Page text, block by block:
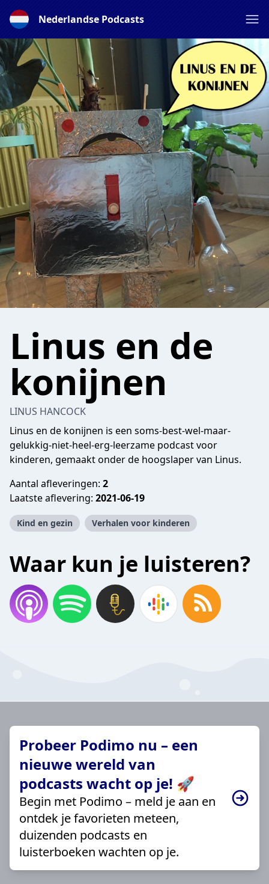
Nederlandse Podcasts
Linus en de
konijnen
LINUS HANCOCK
Linus en de konijnen is een soms-best-wel-maar-
gelukkig-niet-heel-erg-leerzame podcast voor
kinderen, gemaakt onder de hoogslaper van Linus.
Aantal afleveringen: 2
Laatste aflevering: 2021-06-19
Kind en gezin Verhalen voor kinderen
Waar kun je luisteren?
Probeer Podimo nu – een
nieuwe wereld van
podcasts wacht op je! 🚀
Begin met Podimo – meld je aan en
ontdek je favorieten meteen,
duizenden podcasts en
luisterboeken wachten op je.